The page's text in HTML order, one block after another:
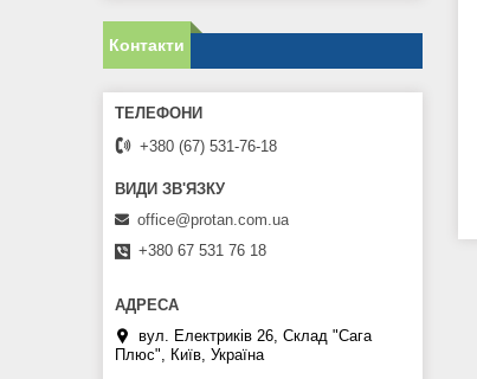
Контакти
+380 (67) 531-76-18
office@protan.com.ua
+380 67 531 76 18
вул. Електриків 26, Склад "Сага
Плюс", Київ, Україна